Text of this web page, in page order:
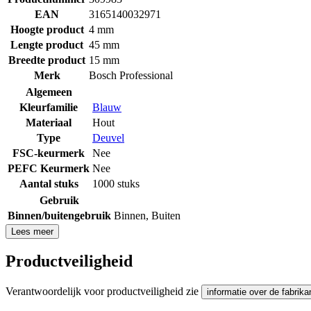
EAN
3165140032971
Hoogte product 4 mm
Lengte product 45 mm
Breedte product 15 mm
Merk
Bosch Professional
Algemeen
Kleurfamilie
Blauw
Materiaal
Hout
Type
Deuvel
FSC-keurmerk
Nee
PEFC Keurmerk Nee
Aantal stuks
1000 stuks
Gebruik
Binnen/buitengebruik Binnen, Buiten
Lees meer
Productveiligheid
Verantwoordelijk voor productveiligheid zie informatie over de